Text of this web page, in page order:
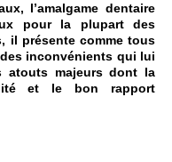
l’amalgame dentaire
pour la plupart des
il présente comme tous
inconvénients qui lui
atouts majeurs dont la
et le bon rapport